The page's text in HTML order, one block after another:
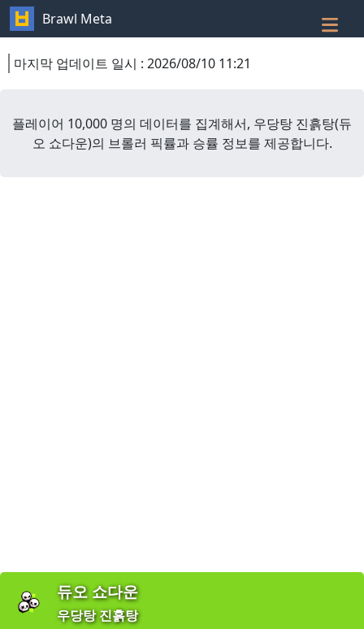
Brawl Meta
마지막 업데이트 일시 : 2026/08/10 11:21
플레이어 10,000 명의 데이터를 집계해서, 우당탕 진흙탕(듀
오 쇼다운)의 브롤러 픽률과 승률 정보를 제공합니다.
듀오 쇼다운
우당탕 진흙탕